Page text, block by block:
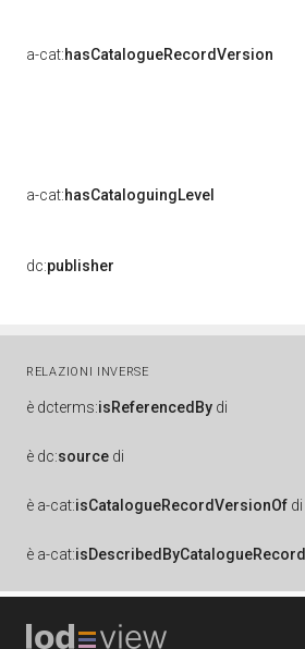
a-cat:hasCatalogueRecordVersion
a-cat:hasCataloguingLevel
dc:publisher
RELAZIONI INVERSE
è dcterms:isReferencedBy di
è dc:source di
è a-cat:isCatalogueRecordVersionOf di
è a-cat:isDescribedByCatalogueRecord